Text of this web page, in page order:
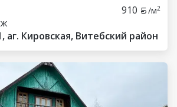
910 /м2
аг. Кировская, Витебский район